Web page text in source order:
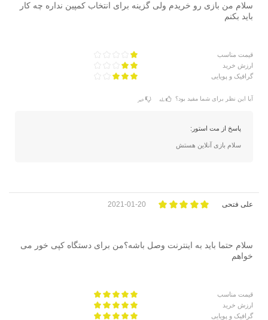
سلام من بازی رو خریدم ولی گزینه برای انتخاب کمپین نداره چه کار
باید بکنم
قیمت مناسب
ارزش خرید
گرافیک و پویایی
آیا این نظر برای شما مفید بود؟ بله خیر
پاسخ از مت استور:
سلام بازی آنلاین هستش
علی فتحی 2021-01-20
سلام حتما باید به اینترنت وصل باشه؟من برای دستگاه کپی خور می
خواهم
قیمت مناسب
ارزش خرید
گرافیک و پویایی